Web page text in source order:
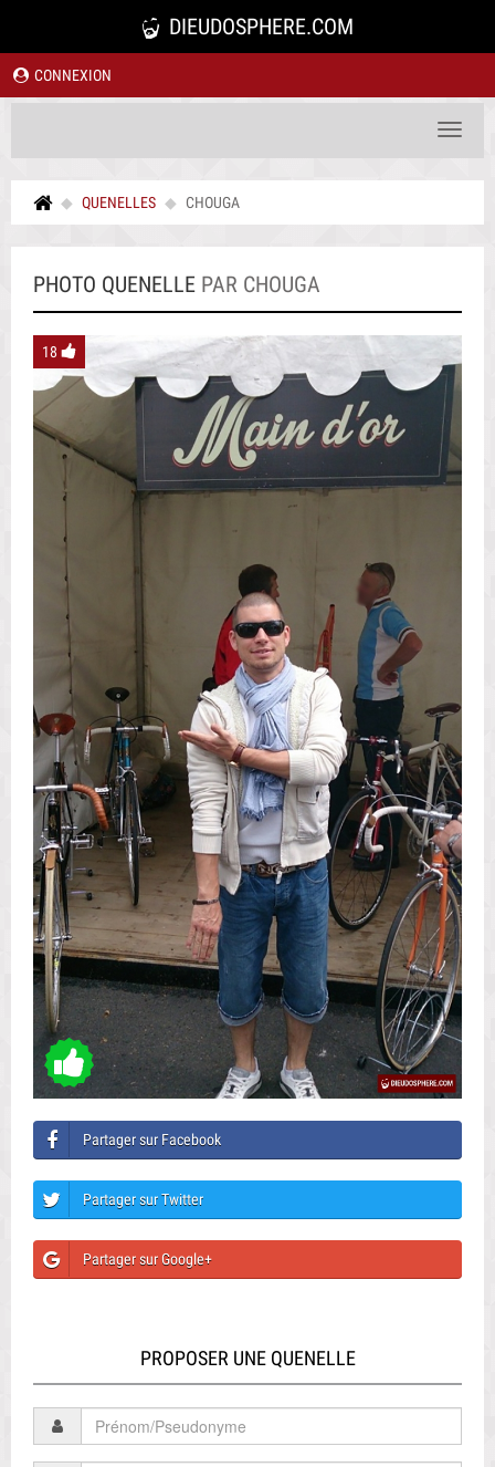
DIEUDOSPHERE.COM
CONNEXION
Toggle
QUENELLES CHOUGA
PHOTO QUENELLE PAR CHOUGA
18
Partager sur Facebook
Partager sur Twitter
Partager sur Google+
PROPOSER UNE QUENELLE